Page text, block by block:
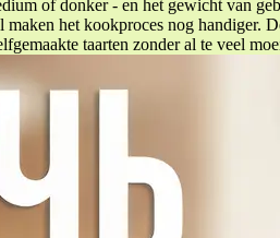
of donker - en het gewicht van
het kookproces nog handiger.
taarten zonder al te veel